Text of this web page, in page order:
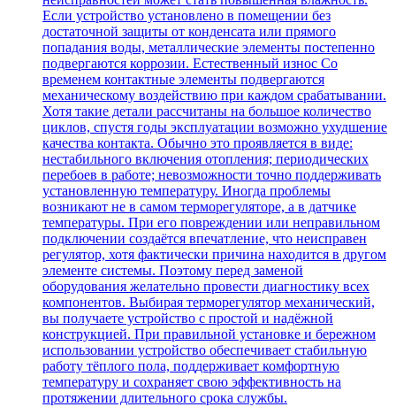
Если устройство установлено в помещении без
достаточной защиты от конденсата или прямого
попадания воды, металлические элементы постепенно
подвергаются коррозии. Естественный износ Со
временем контактные элементы подвергаются
механическому воздействию при каждом срабатывании.
Хотя такие детали рассчитаны на большое количество
циклов, спустя годы эксплуатации возможно ухудшение
качества контакта. Обычно это проявляется в виде:
нестабильного включения отопления; периодических
перебоев в работе; невозможности точно поддерживать
установленную температуру. Иногда проблемы
возникают не в самом терморегуляторе, а в датчике
температуры. При его повреждении или неправильном
подключении создаётся впечатление, что неисправен
регулятор, хотя фактически причина находится в другом
элементе системы. Поэтому перед заменой
оборудования желательно провести диагностику всех
компонентов. Выбирая терморегулятор механический,
вы получаете устройство с простой и надёжной
конструкцией. При правильной установке и бережном
использовании устройство обеспечивает стабильную
работу тёплого пола, поддерживает комфортную
температуру и сохраняет свою эффективность на
протяжении длительного срока службы.